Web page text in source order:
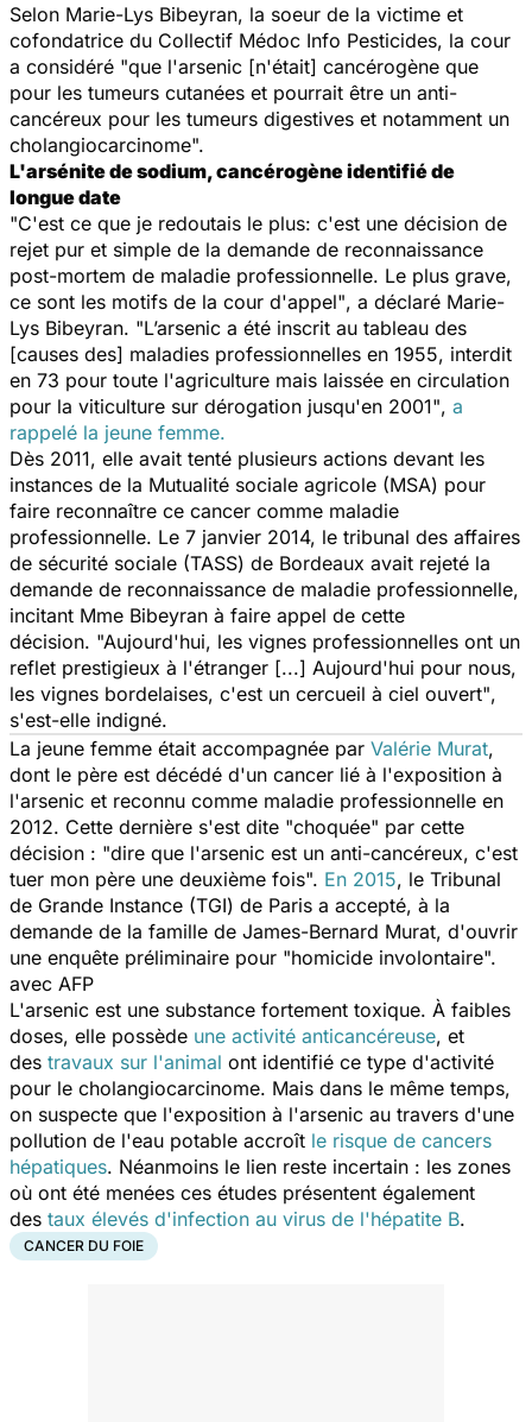
Selon Marie-Lys Bibeyran, la soeur de la victime et
cofondatrice du Collectif Médoc Info Pesticides, la cour
a considéré "que l'arsenic [n'était] cancérogène que
pour les tumeurs cutanées et pourrait être un anti-
cancéreux pour les tumeurs digestives et notamment un
cholangiocarcinome".
L'arsénite de sodium, cancérogène identifié de
longue date
"C'est ce que je redoutais le plus: c'est une décision de
rejet pur et simple de la demande de reconnaissance
post-mortem de maladie professionnelle. Le plus grave,
ce sont les motifs de la cour d'appel", a déclaré Marie-
Lys Bibeyran. "L’arsenic a été inscrit au tableau des
[causes des] maladies professionnelles en 1955, interdit
en 73 pour toute l'agriculture mais laissée en circulation
pour la viticulture sur dérogation jusqu'en 2001", a
rappelé la jeune femme.
Dès 2011, elle avait tenté plusieurs actions devant les
instances de la Mutualité sociale agricole (MSA) pour
faire reconnaître ce cancer comme maladie
professionnelle. Le 7 janvier 2014, le tribunal des affaires
de sécurité sociale (TASS) de Bordeaux avait rejeté la
demande de reconnaissance de maladie professionnelle,
incitant Mme Bibeyran à faire appel de cette
décision. "Aujourd'hui, les vignes professionnelles ont un
reflet prestigieux à l'étranger [...] Aujourd'hui pour nous,
les vignes bordelaises, c'est un cercueil à ciel ouvert",
s'est-elle indigné.
La jeune femme était accompagnée par Valérie Murat,
dont le père est décédé d'un cancer lié à l'exposition à
l'arsenic et reconnu comme maladie professionnelle en
2012. Cette dernière s'est dite "choquée" par cette
décision : "dire que l'arsenic est un anti-cancéreux, c'est
tuer mon père une deuxième fois". En 2015, le Tribunal
de Grande Instance (TGI) de Paris a accepté, à la
demande de la famille de James-Bernard Murat, d'ouvrir
une enquête préliminaire pour "homicide involontaire".
avec AFP
L'arsenic est une substance fortement toxique. À faibles
doses, elle possède une activité anticancéreuse, et
des travaux sur l'animal ont identifié ce type d'activité
pour le cholangiocarcinome. Mais dans le même temps,
on suspecte que l'exposition à l'arsenic au travers d'une
pollution de l'eau potable accroît le risque de cancers
hépatiques. Néanmoins le lien reste incertain : les zones
où ont été menées ces études présentent également
des taux élevés d'infection au virus de l'hépatite B.
CANCER DU FOIE